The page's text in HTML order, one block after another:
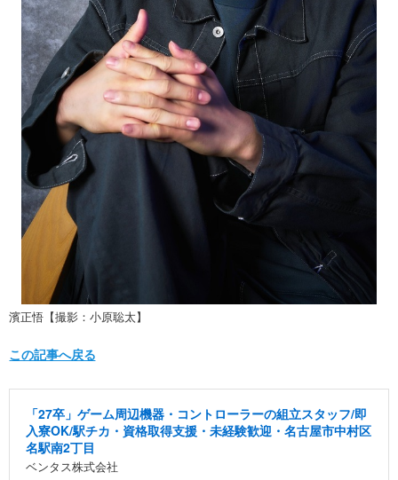
濱正悟【撮影：小原聡太】
この記事へ戻る
「27卒」ゲーム周辺機器・コントローラーの組立スタッフ/即
入寮OK/駅チカ・資格取得支援・未経験歓迎・名古屋市中村区
名駅南2丁目
ベンタス株式会社